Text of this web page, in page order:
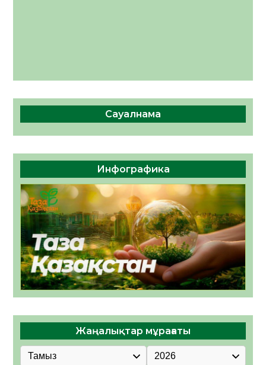
Сауалнама
Инфографика
Жаңалықтар мұрағаты